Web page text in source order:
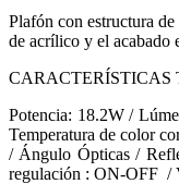
Plafón con estructura
de acrílico y el acabado
CARACTERÍSTICAS
Potencia: 18.2W /
Temperatura de color
/ Ángulo Ópticas /
regulación : ON-OFF /